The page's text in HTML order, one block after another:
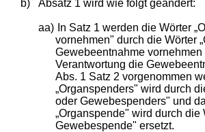
b) Absatz 1 wird wie folgt geändert:
aa)
In Satz 1 werden die Wörter
vornehmen" durch die Wörter
Gewebeentnahme
Verantwortung die
Abs. 1 Satz 2 vorgenommen
„Organspenders" wird durch
oder Gewebespenders" und
„Organspende" wird durch die
Gewebespende" ersetzt.